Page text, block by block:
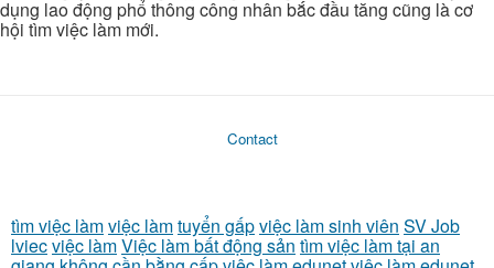
dụng lao động phổ thông công nhân bắc đầu tăng cũng là cơ
hội tìm việc làm mới.
Contact
tìm việc làmviệc làmtuyển gấpviệc làm sinh viên SV Job
lviecviệc làmViệc làm bất động sản tìm việc làm tại an